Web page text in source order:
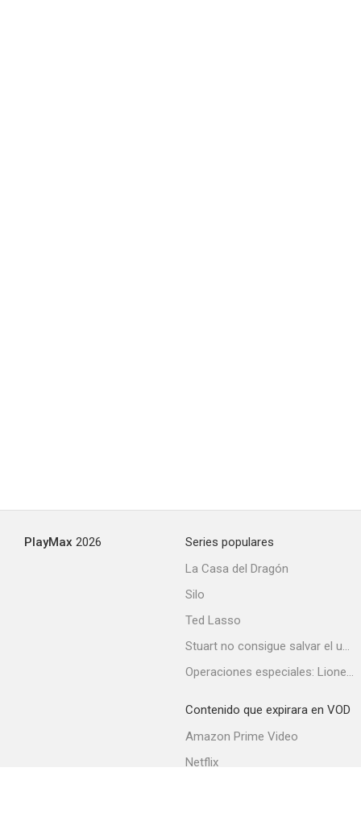
PlayMax 2026
Series populares
La Casa del Dragón
Silo
Ted Lasso
Stuart no consigue salvar el universo
Operaciones especiales: Lioness
Contenido que expirara en VOD
Amazon Prime Video
Netflix